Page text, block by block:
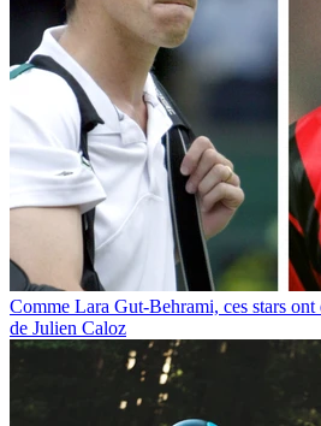
Comme Lara Gut-Behrami, ces stars ont
de Julien Caloz